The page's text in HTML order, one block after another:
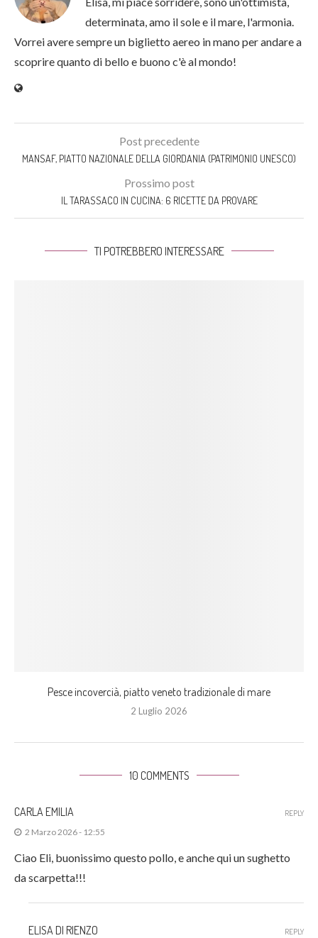
determinata, amo il sole e il mare, l'armonia.
Vorrei avere sempre un biglietto aereo in mano per andare a
scoprire quanto di bello e buono c'è al mondo!
Post precedente
MANSAF, PIATTO NAZIONALE DELLA GIORDANIA (PATRIMONIO UNESCO)
Prossimo post
IL TARASSACO IN CUCINA: 6 RICETTE DA PROVARE
TI POTREBBERO INTERESSARE
Pesce incovercià, piatto veneto tradizionale di mare
2 Luglio 2026
10 COMMENTS
CARLA EMILIA
2 Marzo 2026 - 12:55
Ciao Eli, buonissimo questo pollo, e anche qui un sughetto
da scarpetta!!!
REPLY
ELISA DI RIENZO REPLY